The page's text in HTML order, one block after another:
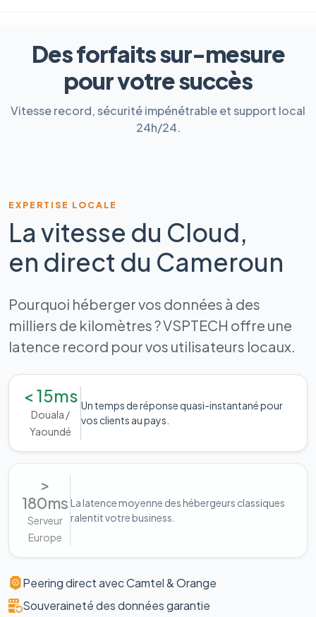
Des forfaits sur-mesure
pour votre succès
Vitesse record, sécurité impénétrable et support local
24h/24.
EXPERTISE LOCALE
La vitesse du Cloud,
en direct du Cameroun
Pourquoi héberger vos données à des
milliers de kilomètres ? VSPTECH offre une
latence record pour vos utilisateurs locaux.
< 15ms
Douala /
Yaoundé
Un temps de réponse quasi-instantané pour
vos clients au pays.
>
180ms
Serveur
Europe
La latence moyenne des hébergeurs classiques
ralentit votre business.
Peering direct avec Camtel & Orange
Souveraineté des données garantie